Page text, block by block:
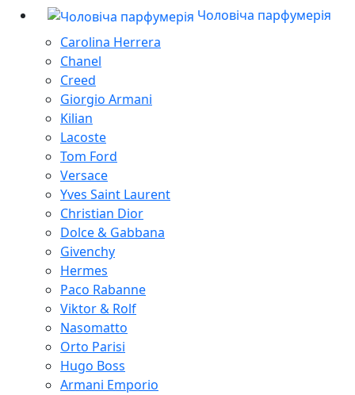
Чоловіча парфумерія
Carolina Herrera
Chanel
Creed
Giorgio Armani
Kilian
Lacoste
Tom Ford
Versace
Yves Saint Laurent
Christian Dior
Dolce & Gabbana
Givenchy
Hermes
Paco Rabanne
Viktor & Rolf
Nasomatto
Orto Parisi
Hugo Boss
Armani Emporio